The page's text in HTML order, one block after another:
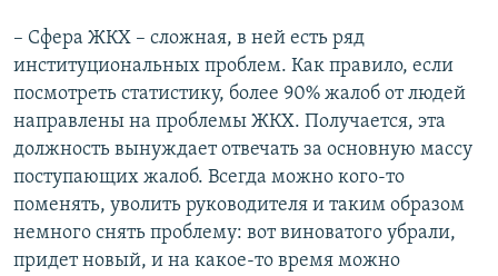
– Сфера ЖКХ – сложная, в ней есть ряд
институциональных проблем. Как правило, если
посмотреть статистику, более 90% жалоб от людей
направлены на проблемы ЖКХ. Получается, эта
должность вынуждает отвечать за основную массу
поступающих жалоб. Всегда можно кого-то
поменять, уволить руководителя и таким образом
немного снять проблему: вот виноватого убрали,
придет новый, и на какое-то время можно